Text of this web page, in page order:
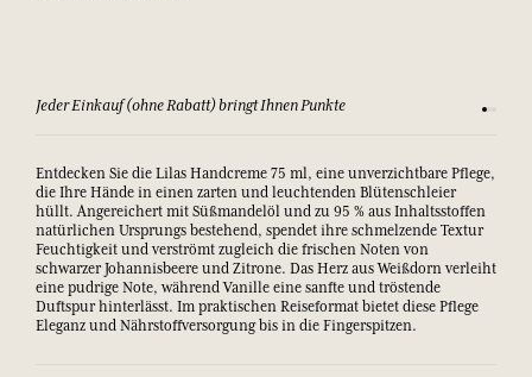
Jeder Einkauf (ohne Rabatt) bringt Ihnen Punkte Sehen
Entdecken Sie die Lilas Handcreme 75 ml, eine unverzichtbare Pflege,
die Ihre Hände in einen zarten und leuchtenden Blütenschleier
hüllt. Angereichert mit Süßmandelöl und zu 95 % aus Inhaltsstoffen
natürlichen Ursprungs bestehend, spendet ihre schmelzende Textur
Feuchtigkeit und verströmt zugleich die frischen Noten von
schwarzer Johannisbeere und Zitrone. Das Herz aus Weißdorn verleiht
eine pudrige Note, während Vanille eine sanfte und tröstende
Duftspur hinterlässt. Im praktischen Reiseformat bietet diese Pflege
Eleganz und Nährstoffversorgung bis in die Fingerspitzen.